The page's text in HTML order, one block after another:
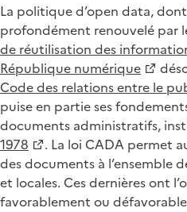
La politique d’open data,
profondément renouvelé par
de réutilisation des
République numérique
Code des relations entre le
puise en partie ses
documents administratifs,
1978
. La loi CADA permet
des documents à l’ensemble
et locales. Ces dernières ont
favorablement ou